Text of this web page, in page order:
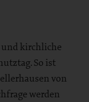
kirchliche
So ist
von
werden